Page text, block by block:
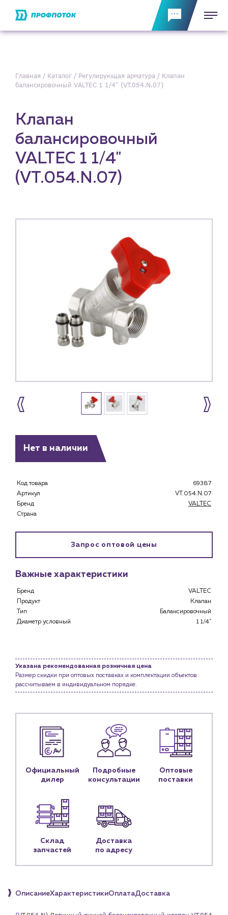
Каталог
О компании
История компании
Услуги
Блог
Контакты
Контактные данные
Наши партнёры
Чат-бот
Пн – пт: 9:00 – 18:00
г. Краснодар, ул. Российская, 63
Главная Каталог Регулирующая арматура
Клапан
балансировочный VALTEC 1 1/4" (VT.054.N.07)
Клапан
балансировочный
VALTEC 1 1/4"
(VT.054.N.07)
Нет в наличии
Код товара
69387
Артикул
VT.054.N.07
Бренд
VALTEC
Страна
Запрос оптовой цены
Важные характеристики
Бренд
VALTEC
Продукт
Клапан
Тип
Балансировочный
Диаметр условный
1 1/4"
Указана рекомендованная розничная цена
Размер скидки при оптовых поставках и комплектации объектов
рассчитываем в индивидуальном порядке.
Официальный
дилер
Подробные
консультации
Оптовые
поставки
Склад
запчастей
Доставка
по адресу
ОписаниеХарактеристикиОплатаДоставка